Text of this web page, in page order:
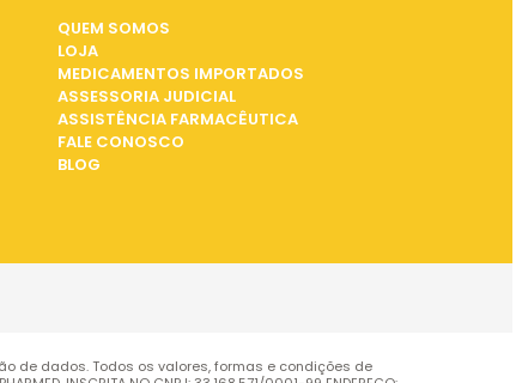
QUEM SOMOS
LOJA
MEDICAMENTOS IMPORTADOS
ASSESSORIA JUDICIAL
ASSISTÊNCIA FARMACÊUTICA
FALE CONOSCO
BLOG
de dados. Todos os valores, formas e condições de